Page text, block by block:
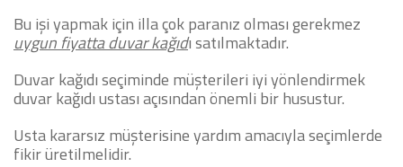
Bu işi yapmak için illa çok paranız olması gerekmez
uygun fiyatta duvar kağıdı satılmaktadır.
Duvar kağıdı seçiminde müşterileri iyi yönlendirmek
duvar kağıdı ustası açısından önemli bir husustur.
Usta kararsız müşterisine yardım amacıyla seçimlerde
fikir üretilmelidir.